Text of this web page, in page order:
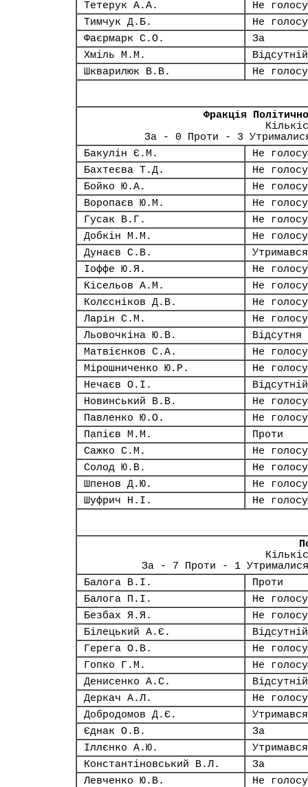
Тетерук А.А.
Не
Тимчук Д.Б.
Не
Фаєрмарк С.О.
За
Хміль М.М.
Відсутній
Шкварилюк В.В.
Не
Фракція
За - 0 Проти - 3
Бакулін Є.М.
Не
Бахтеєва Т.Д.
Не
Бойко Ю.А.
Не
Воропаєв Ю.М.
Не
Гусак В.Г.
Не
Добкін М.М.
Не
Дунаєв С.В.
Утримався
Іоффе Ю.Я.
Не
Кісельов А.М.
Не
Колєсніков Д.В.
Не
Ларін С.М.
Не
Льовочкіна Ю.В.
Відсутня
Матвієнков С.А.
Не
Мірошниченко Ю.Р.
Не
Нечаєв О.І.
Відсутній
Новинський В.В.
Не
Павленко Ю.О.
Не
Папієв М.М.
Проти
Сажко С.М.
Не
Солод Ю.В.
Не
Шпенов Д.Ю.
Не
Шуфрич Н.І.
Не
За - 7 Проти - 1
Балога В.І.
Проти
Балога П.І.
Не
Безбах Я.Я.
Не
Білецький А.Є.
Відсутній
Герега О.В.
Не
Гопко Г.М.
Не
Денисенко А.С.
Відсутній
Деркач А.Л.
Не
Добродомов Д.Є.
Утримався
Єднак О.В.
За
Іллєнко А.Ю.
Утримався
Константіновський В.Л.
За
Левченко Ю.В.
Не